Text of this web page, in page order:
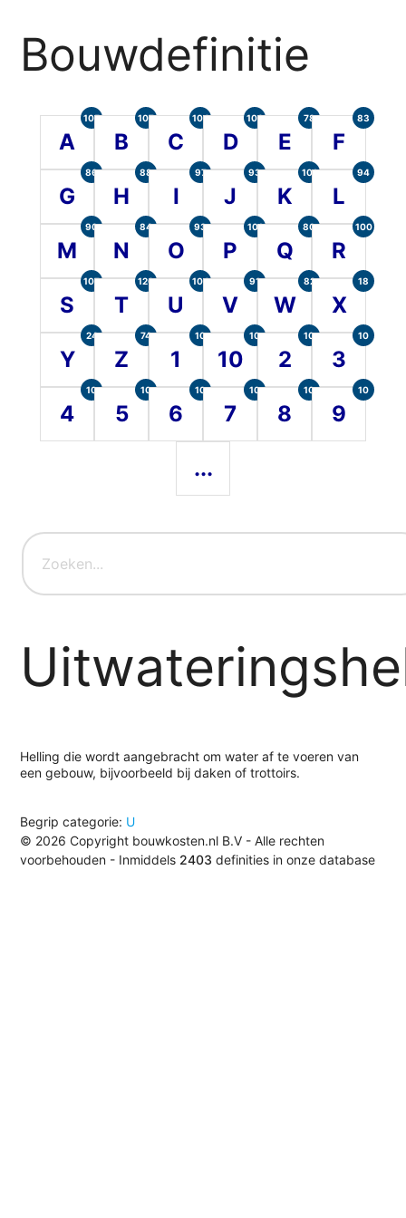
Bouwdefinitie
A
105
B
107
C
104
D
100
E
78
F
83
G
86
H
88
I
97
J
93
K
101
L
94
M
90
N
84
O
93
P
101
Q
80
R
100
S
107
T
120
U
104
V
91
W
82
X
18
Y
24
Z
74
1
10
10
10
2
10
3
10
4
10
5
10
6
10
7
10
8
10
9
10
...
Helling die wordt aangebracht om water af te voeren van
een gebouw, bijvoorbeeld bij daken of trottoirs.
Begrip categorie: U
© 2026 Copyright bouwkosten.nl B.V - Alle rechten
voorbehouden - Inmiddels 2403 definities in onze database